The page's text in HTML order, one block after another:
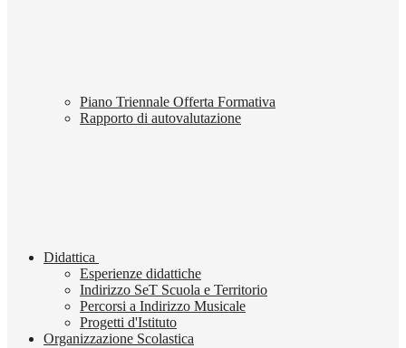
Piano Triennale Offerta Formativa
Rapporto di autovalutazione
Didattica
Esperienze didattiche
Indirizzo SeT Scuola e Territorio
Percorsi a Indirizzo Musicale
Progetti d'Istituto
Organizzazione Scolastica